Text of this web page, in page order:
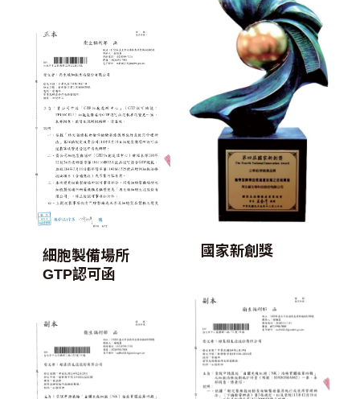
國家新創獎
細胞製備場所
GTP認可函